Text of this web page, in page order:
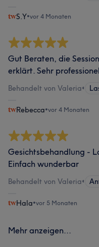
S.Y•vor 4 Monaten
Gut Beraten, die
erklärt. Sehr
Behandelt von Valeria•
Rebecca•vor 4 Monaten
Gesichtsbehandlung -
Einfach wunderbar
Behandelt von Valeria•
Hala•vor 5 Monaten
Mehr anzeigen...